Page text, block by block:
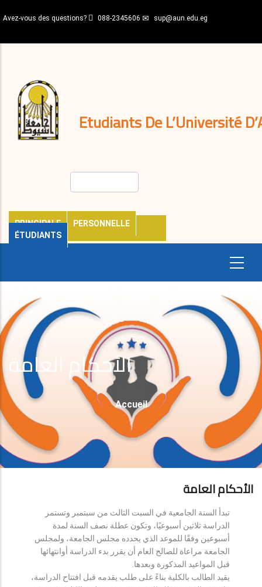
au
principal
Avez-vous des questions? 088-2345606 sup@aun.edu.eg
Etudiants De L’Université
PRINCIPALE
PERSONNELLE
ÉTUDIANTS
décisions
Expatriés
Journal
الأحكام العامة
Fil
D'Ariane
Accueil
الأحكام العامة
تبدأ السنة الجامعية في السبت الثالث من سبتمبر وتستمر
الدراسة ثلاثين أسبوعيًا، وتكون عطلة نصف السنة لمدة
أسبوعين وفقًا للموعد الذي يحدده مجلس الجامعة، ولمجلس
الجامعة مراعاة للصالح العام أن يقرر بدء الدراسة أوانتهائها
قبل المواعيد المذكورة وبعدها.
يقيد الطالب بالكلية بناءً على طلب يقدمه قبل افتتاح الدراسة،